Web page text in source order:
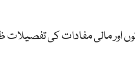
اور مالی مفادات کی تفصیلات